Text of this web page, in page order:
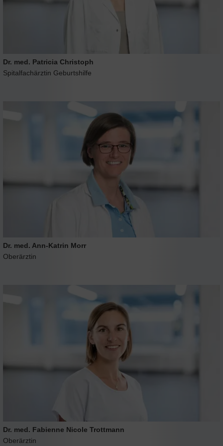
Dr. med. Patricia Christoph
Spitalfachärztin Geburtshilfe
Dr. med. Ann-Katrin Morr
Oberärztin
Dr. med. Fabienne Nicole Trottmann
Oberärztin